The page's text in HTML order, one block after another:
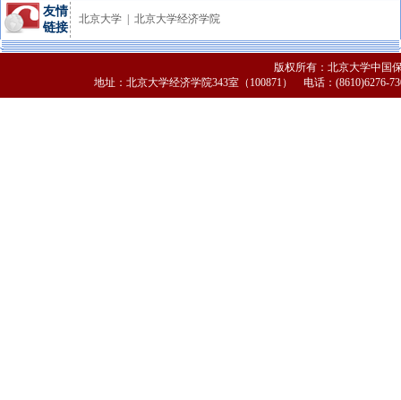
友情
链接
北京大学 北京大学经济学院
版权所有：北京大学中国
地址：北京大学经济学院343室（100871） 电话：(8610)6276-